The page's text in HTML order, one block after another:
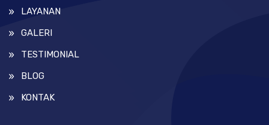
LAYANAN
GALERI
TESTIMONIAL
BLOG
KONTAK